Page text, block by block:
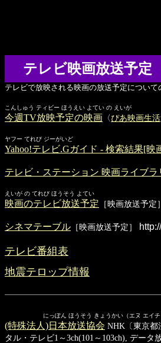
テレビ映画放送予定
テレビで放映される映画の放送予定について
こんしゅう ティビー ほうえい よてい の えいが
今週TV放映予定の映画 〈ぴあ映画生活
ヤフー てれび ジーがいど
Yahoo!テレビ.Gガイド - 検索結果[映
テレビ・ステーション 映画ライブラ
えいが の てれび ほうそう よてい
映画のテレビ放送予定 ［映画放送予定］
シネマテーブル ［映画放送予定］
テレビ番組表
地震テロップ情報
にっぽん ほうそう きょうかい（エヌ エイチ
(特殊法人)日本放送協会 NHK〔東京都
タル・テレビ1～3ch(101～103ch), データ放